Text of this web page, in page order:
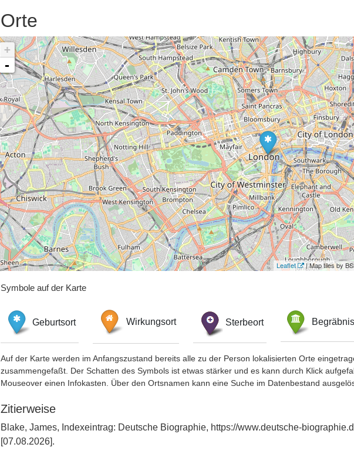
Orte
+
-
Leaflet | Map tiles by
Symbole auf der Karte
Geburtsort Wirkungsort Sterbeort
Auf der Karte werden im Anfangszustand bereits alle zu der Person lokalisierten Orte
zusammengefaßt. Der Schatten des Symbols ist etwas stärker und es kann durch Klick
Mouseover einen Infokasten. Über den Ortsnamen kann eine Suche im Datenbestand
Zitierweise
Blake, James, Indexeintrag: Deutsche Biographie, https://www.deutsche-
[07.08.2026].